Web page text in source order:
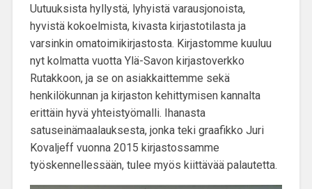
Uutuuksista hyllystä, lyhyistä varausjonoista,
hyvistä kokoelmista, kivasta kirjastotilasta ja
varsinkin omatoimikirjastosta. Kirjastomme kuuluu
nyt kolmatta vuotta Ylä-Savon kirjastoverkko
Rutakkoon, ja se on asiakkaittemme sekä
henkilökunnan ja kirjaston kehittymisen kannalta
erittäin hyvä yhteistyömalli. Ihanasta
satuseinämaalauksesta, jonka teki graafikko Juri
Kovaljeff vuonna 2015 kirjastossamme
työskennellessään, tulee myös kiittävää palautetta.